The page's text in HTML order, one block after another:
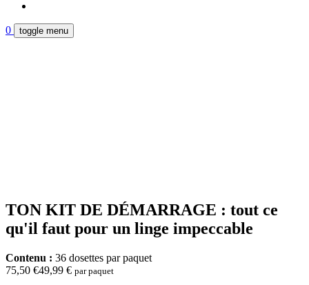
0 toggle menu
TON KIT DE DÉMARRAGE : tout ce
qu'il faut pour un linge impeccable
Contenu : 36 dosettes par paquet
75,50 €49,99 € par paquet